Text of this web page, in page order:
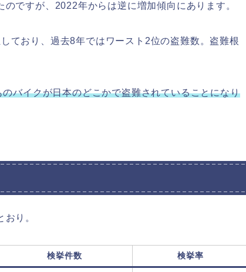
ですが、2022年からは逆に増加傾向にあります。
ており、過去8年ではワースト2位の盗難数。盗難根
バイクが日本のどこかで盗難されていることになり
り。
検挙件数 検挙率